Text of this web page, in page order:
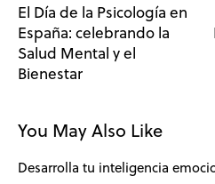
El Día de la Psicología en
España: celebrando la
Salud Mental y el
Bienestar
You May Also Like
Desarrolla tu inteligencia